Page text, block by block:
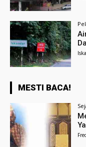
MESTI BACA!